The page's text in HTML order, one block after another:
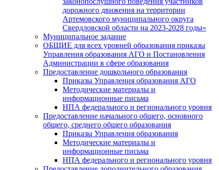
дорожного движения на территории
Артемовского муниципального округа
Свердловской области на 2023-2028 годы»
Муниципальное задание
ОБЩИЕ для всех уровней образования приказы
Управления образования АГО и Постановления
Администрации в сфере образования
Предоставление дошкольного образования
Приказы Управления образования АГО
Методические материалы и
информационные письма
НПА федерального и регионального уровня
Предоставление начального общего, основного
общего, среднего общего образования
Приказы Управления образования
Методические материалы и
информационные письма
НПА федерального и регионального уровня